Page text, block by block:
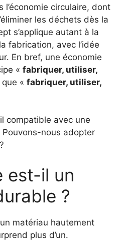
l’économie circulaire, dont
les déchets dès la
s’applique autant à la
fabrication, avec l’idée
En bref, une économie
« fabriquer, utiliser,
« fabriquer, utiliser,
compatible avec une
nous adopter
est-il un
?
matériau hautement
plus d’un.